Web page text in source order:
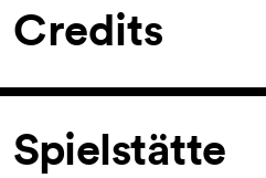
Credits
Spielstätte